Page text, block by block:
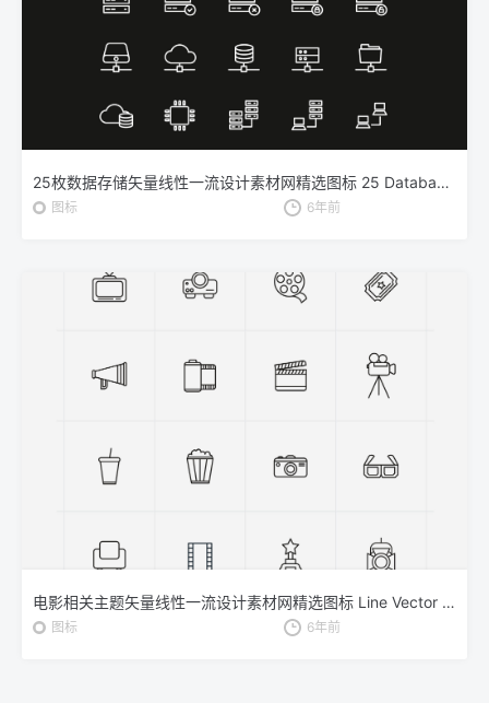
25枚数据存储矢量线性一流设计素材网精选图标 25 Database Storage Icons
图标 6年前
电影相关主题矢量线性一流设计素材网精选图标 Line Vector Cinema Icons
图标 6年前